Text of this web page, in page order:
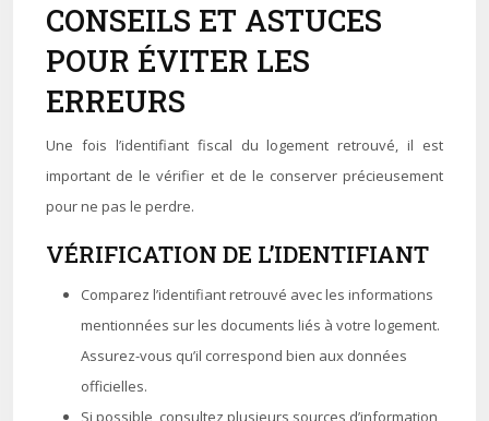
CONSEILS ET ASTUCES
POUR ÉVITER LES
ERREURS
Une fois l’identifiant fiscal du logement retrouvé, il est
important de le vérifier et de le conserver précieusement
pour ne pas le perdre.
VÉRIFICATION DE L’IDENTIFIANT
Comparez l’identifiant retrouvé avec les informations
mentionnées sur les documents liés à votre logement.
Assurez-vous qu’il correspond bien aux données
officielles.
Si possible, consultez plusieurs sources d’information